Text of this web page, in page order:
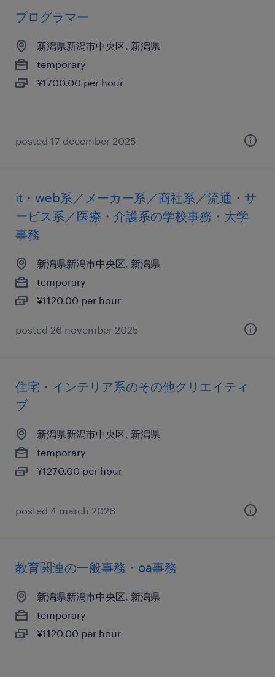
プログラマー
新潟県新潟市中央区, 新潟県
temporary
¥1700.00 per hour
posted 17 december 2025
it・web系／メーカー系／商社系／流通・サ
ービス系／医療・介護系の学校事務・大学
事務
新潟県新潟市中央区, 新潟県
temporary
¥1120.00 per hour
posted 26 november 2025
住宅・インテリア系のその他クリエイティ
ブ
新潟県新潟市中央区, 新潟県
temporary
¥1270.00 per hour
posted 4 march 2026
教育関連の一般事務・oa事務
新潟県新潟市中央区, 新潟県
temporary
¥1120.00 per hour